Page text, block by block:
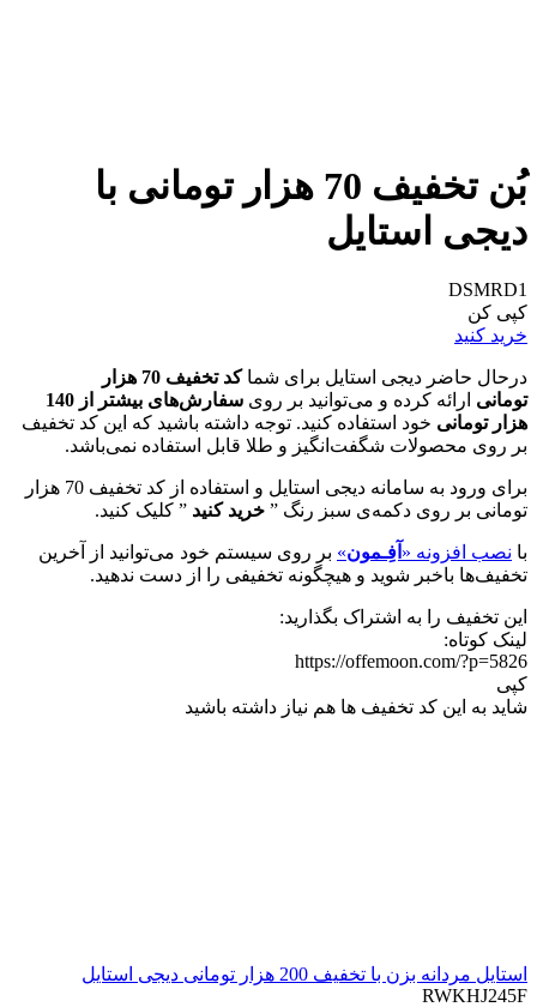
بُن تخفیف 70 هزار تومانی با
دیجی استایل
DSMRD1
کپی کن
خرید کنید
درحال حاضر دیجی استایل برای شما
کد تخفیف 70 هزار
تومانی ارائه کرده و می‌توانید بر روی
سفارش‌های بیشتر از 140
هزار تومانی خود استفاده کنید. توجه داشته باشید که این کد تخفیف
بر روی محصولات شگفت‌انگیز و طلا قابل استفاده نمی‌باشد.
برای ورود به سامانه دیجی استایل و استفاده از کد تخفیف 70 هزار
تومانی بر روی دکمه‌ی سبز رنگ ” خرید کنید ” کلیک کنید.
با نصب افزونه « آفِـمون» بر روی سیستم خود می‌توانید از آخرین
تخفیف‌ها باخبر شوید و هیچگونه تخفیفی را از دست ندهید.
این تخفیف را به اشتراک بگذارید:
لینک کوتاه:
https://offemoon.com/?p=5826
کپی
شاید به این کد تخفیف ها هم نیاز داشته باشید
استایل مردانه بزن با تخفیف 200 هزار تومانی دیجی استایل
RWKHJ245F